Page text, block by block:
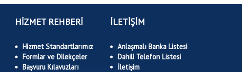
HİZMET REHBERİ
Hizmet Standartlarımız
Formlar ve Dilekçeler
Başvuru Kılavuzları
İLETİŞİM
Anlaşmalı Banka Listesi
Dahili Telefon Listesi
İletişim